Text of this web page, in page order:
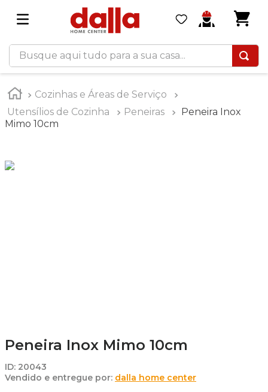
Busque aqui tudo para a sua casa...
Cozinhas e Áreas de Serviço
Utensílios de Cozinha
Peneiras
Peneira Inox
Mimo 10cm
Peneira Inox Mimo 10cm
ID: 20043
dalla home center